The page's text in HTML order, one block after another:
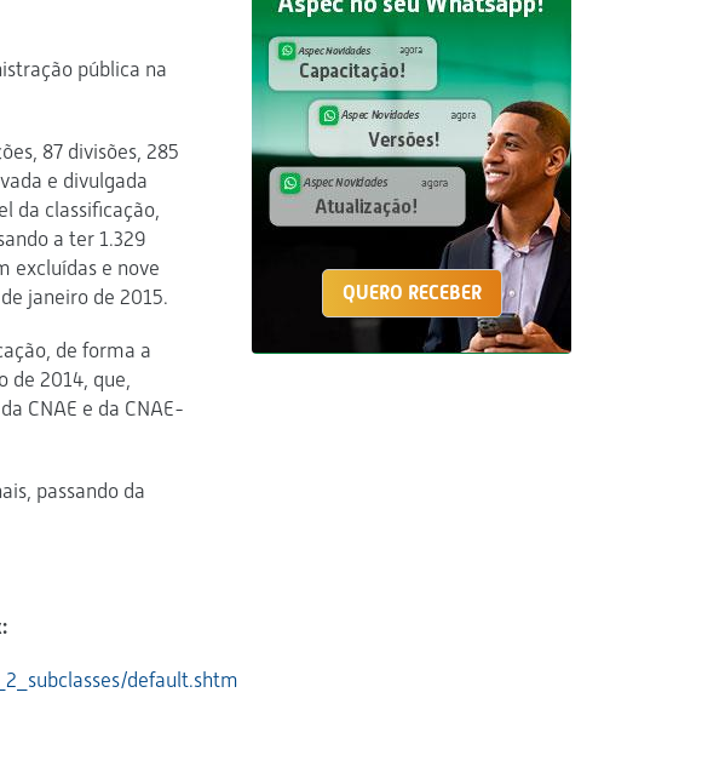
pública na
87 divisões, 285
e divulgada
da classificação,
a ter 1.329
excluídas e nove
janeiro de 2015.
de forma a
de 2014, que,
CNAE e da CNAE-
passando da
default.shtm
QUERO RECEBER